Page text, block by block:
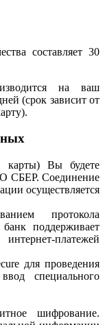
составляет 30
на ваш
(срок зависит от
карты) Вы будете
СБЕР. Соединение
осуществляется
протокола
поддерживает
платежей
для проведения
специального
шифрование.